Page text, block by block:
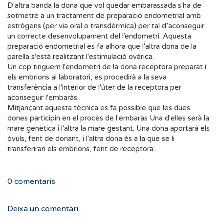
D'altra banda la dona que vol quedar embarassada s'ha de
sotmetre a un tractament de preparació endometrial amb
estrògens (per via oral o transdèrmica) per tal d’aconseguir
un correcte desenvolupament del l’endometri. Aquesta
preparació endometrial es fa alhora que l'altra dona de la
parella s'està realitzant l'estimulació ovàrica.
Un cop tinguem l'endometri de la dona receptora preparat i
els embrions al laboratori, es procedirà a la seva
transferència a l'interior de l'úter de la receptora per
aconseguir l'embaràs .
Mitjançant aquesta tècnica es fa possible que les dues
dones participin en el procés de l'embaràs Una d'elles serà la
mare genètica i l'altra la mare gestant. Una dona aportarà els
òvuls, fent de donant, i l'altra dona és a la que se li
transferiran els embrions, fent de receptora.
0 comentaris
Deixa un comentari